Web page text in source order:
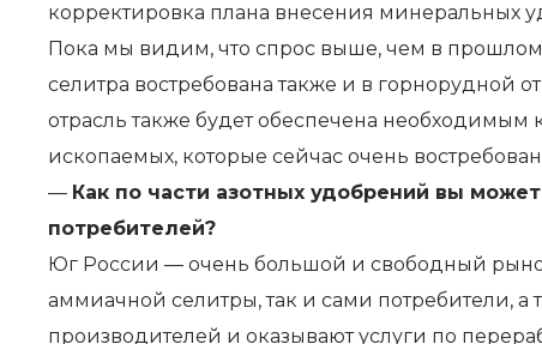
корректировка плана внесения минеральных
Пока мы видим, что спрос выше, чем в
селитра востребована также и в горнорудной
отрасль также будет обеспечена
ископаемых, которые сейчас очень
— Как по части азотных удобрений вы
потребителей?
Юг России — очень большой и свободный
аммиачной селитры, так и сами потребители,
производителей и оказывают услуги по